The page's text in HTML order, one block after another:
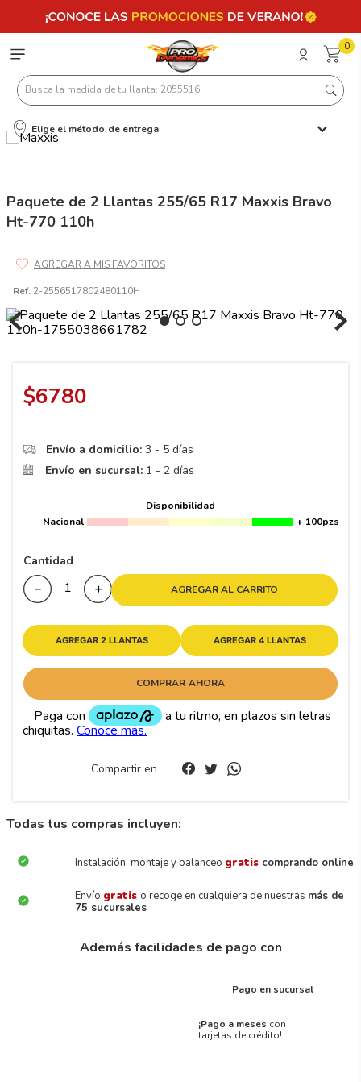
0
Busca la medida de tu llanta: 2055516
Elige el método de entrega
Paquete de 2 Llantas 255/65 R17 Maxxis Bravo
Ht-770 110h
Ref. 2-2556517802480110H
$6780
Envío a domicilio: 3 - 5 días
Envío en sucursal: 1 - 2 días
Disponibilidad
Nacional
+ 100pzs
Cantidad
＋
－ AGREGAR AL CARRITO
AGREGAR 2 LLANTAS AGREGAR 4 LLANTAS
COMPRAR AHORA
Compartir en
Todas tus compras incluyen:
Instalación, montaje y balanceo gratis comprando online
Envío gratis o recoge en cualquiera de nuestras más de
75 sucursales
Además facilidades de pago con
Pago en sucursal
¡Pago a meses con
tarjetas de crédito!
Términos más buscados
.